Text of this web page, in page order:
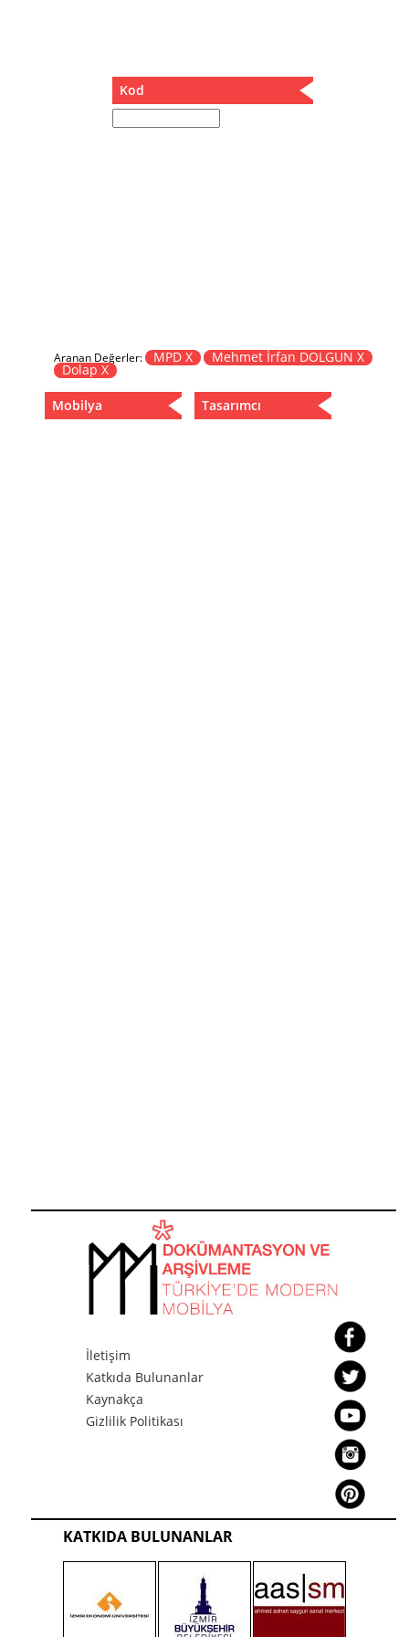
Separatör
Kod
Aranan Değerler: MPD X Mehmet İrfan DOLGUN X
Dolap X
Mobilya Tasarımcı
İletişim
Katkıda Bulunanlar
Kaynakça
Gizlilik Politikası
KATKIDA BULUNANLAR